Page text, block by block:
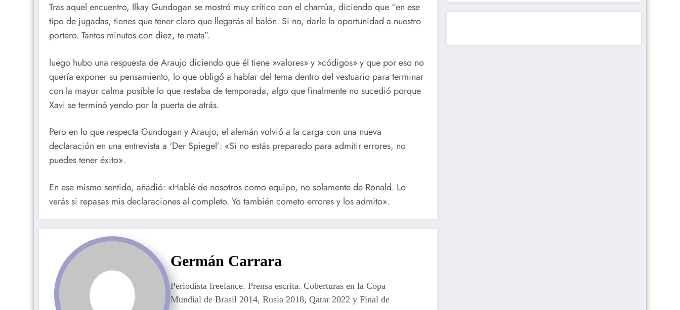
Tras aquel encuentro, Ilkay Gundogan se mostró muy crítico con el charrúa, diciendo que “en ese
tipo de jugadas, tienes que tener claro que llegarás al balón. Si no, darle la oportunidad a nuestro
portero. Tantos minutos con diez, te mata”.
luego hubo una respuesta de Araujo diciendo que él tiene »valores» y »códigos» y que por eso no
quería exponer su pensamiento, lo que obligó a hablar del tema dentro del vestuario para terminar
con la mayor calma posible lo que restaba de temporada, algo que finalmente no sucedió porque
Xavi se terminó yendo por la puerta de atrás.
Pero en lo que respecta Gundogan y Araujo, el alemán volvió a la carga con una nueva
declaración en una entrevista a ‘Der Spiegel’: «Si no estás preparado para admitir errores, no
puedes tener éxito».
En ese mismo sentido, añadió: «Hablé de nosotros como equipo, no solamente de Ronald. Lo
verás si repasas mis declaraciones al completo. Yo también cometo errores y los admito».
Germán Carrara
Periodista freelance. Prensa escrita. Coberturas en la Copa
Mundial de Brasil 2014, Rusia 2018, Qatar 2022 y Final de